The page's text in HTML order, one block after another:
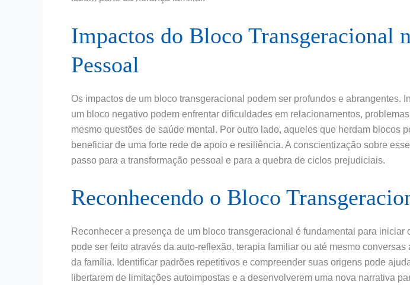
Impactos do Bloco Transgeracional
Pessoal
Os impactos de um bloco transgeracional podem ser profundos e abrangentes.
um bloco negativo podem enfrentar dificuldades em relacionamentos,
mesmo questões de saúde mental. Por outro lado, aqueles que herdam blocos
beneficiar de uma forte rede de apoio e resiliência. A conscientização sobre
passo para a transformação pessoal e para a quebra de ciclos prejudiciais.
Reconhecendo o Bloco
Reconhecer a presença de um bloco transgeracional é fundamental para iniciar
pode ser feito através da auto-reflexão, terapia familiar ou até mesmo conversas
da família. Identificar padrões repetitivos e compreender suas origens pode
libertarem de limitações autoimpostas e a desenvolverem uma nova narrativa